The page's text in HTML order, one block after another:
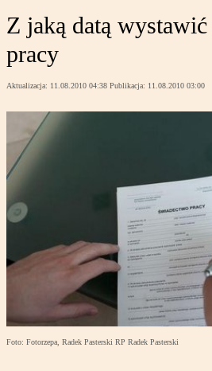
Z jaką datą
pracy
Aktualizacja: 11.08.2010 04:38 Publikacja: 11.08.2010 03:00
Foto: Fotorzepa, Radek Pasterski RP Radek Pasterski